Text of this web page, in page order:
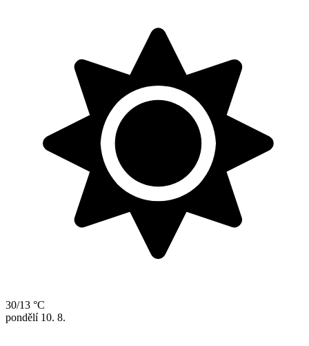
30/13 °C
pondělí 10. 8.